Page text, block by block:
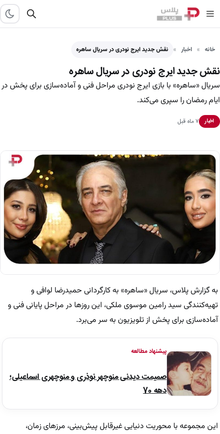
خانه اخبار نقش جدید ایرج نودری در سریال ساهره
نقش جدید ایرج نودری در سریال ساهره
سریال «ساهره» با بازی ایرج نودری مراحل فنی و آماده‌سازی برای پخش در
ایام رمضان را سپری می‌کند.
اخبار ۷ ماه قبل
به گزارش پلاس، سریال «ساهره» به کارگردانی حمیدرضا لوافی و
تهیه‌کنندگی سید رامین موسوی ملکی، این روزها در مراحل پایانی فنی و
آماده‌سازی برای پخش از تلویزیون به سر می‌برد.
پیشنهاد مطالعه
صمیمت دیدنی منوچهر نوذری و منوچهری اسماعیلی؛
دهه 70
این مجموعه با محوریت دنیایی غیرقابل پیش‌بینی، مرزهای زمان،